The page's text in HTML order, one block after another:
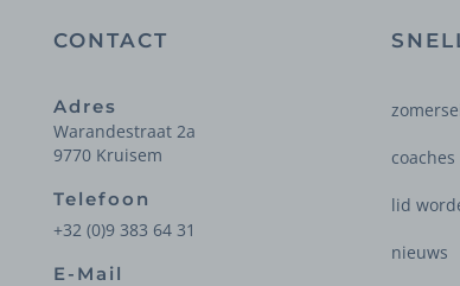
CONTACT
Adres
Warandestraat 2a
9770 Kruisem
Telefoon
+32 (0)9 383 64 31
E-Mail
coaches
lid
nieuws